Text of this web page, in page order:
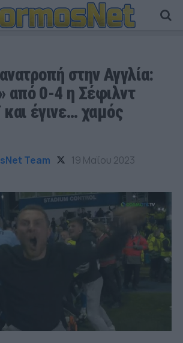
στην Αγγλία:
από 0-4 η Σέφιλντ
και έγινε… χαμός
Team 19 Μαΐου 2023